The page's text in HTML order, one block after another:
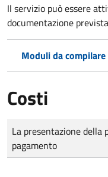
Il servizio può essere
documentazione
Moduli da
Costi
Tipo di pagamento
Importo
La presentazione della
pagamento